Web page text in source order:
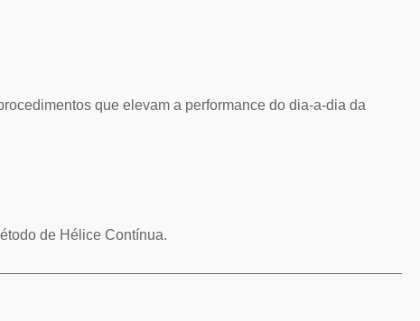
que elevam a performance do dia-a-dia da
de Hélice Contínua.